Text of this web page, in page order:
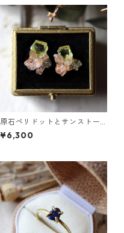
原石ペリドットとサンストー
ンのプチピアス
¥6,300